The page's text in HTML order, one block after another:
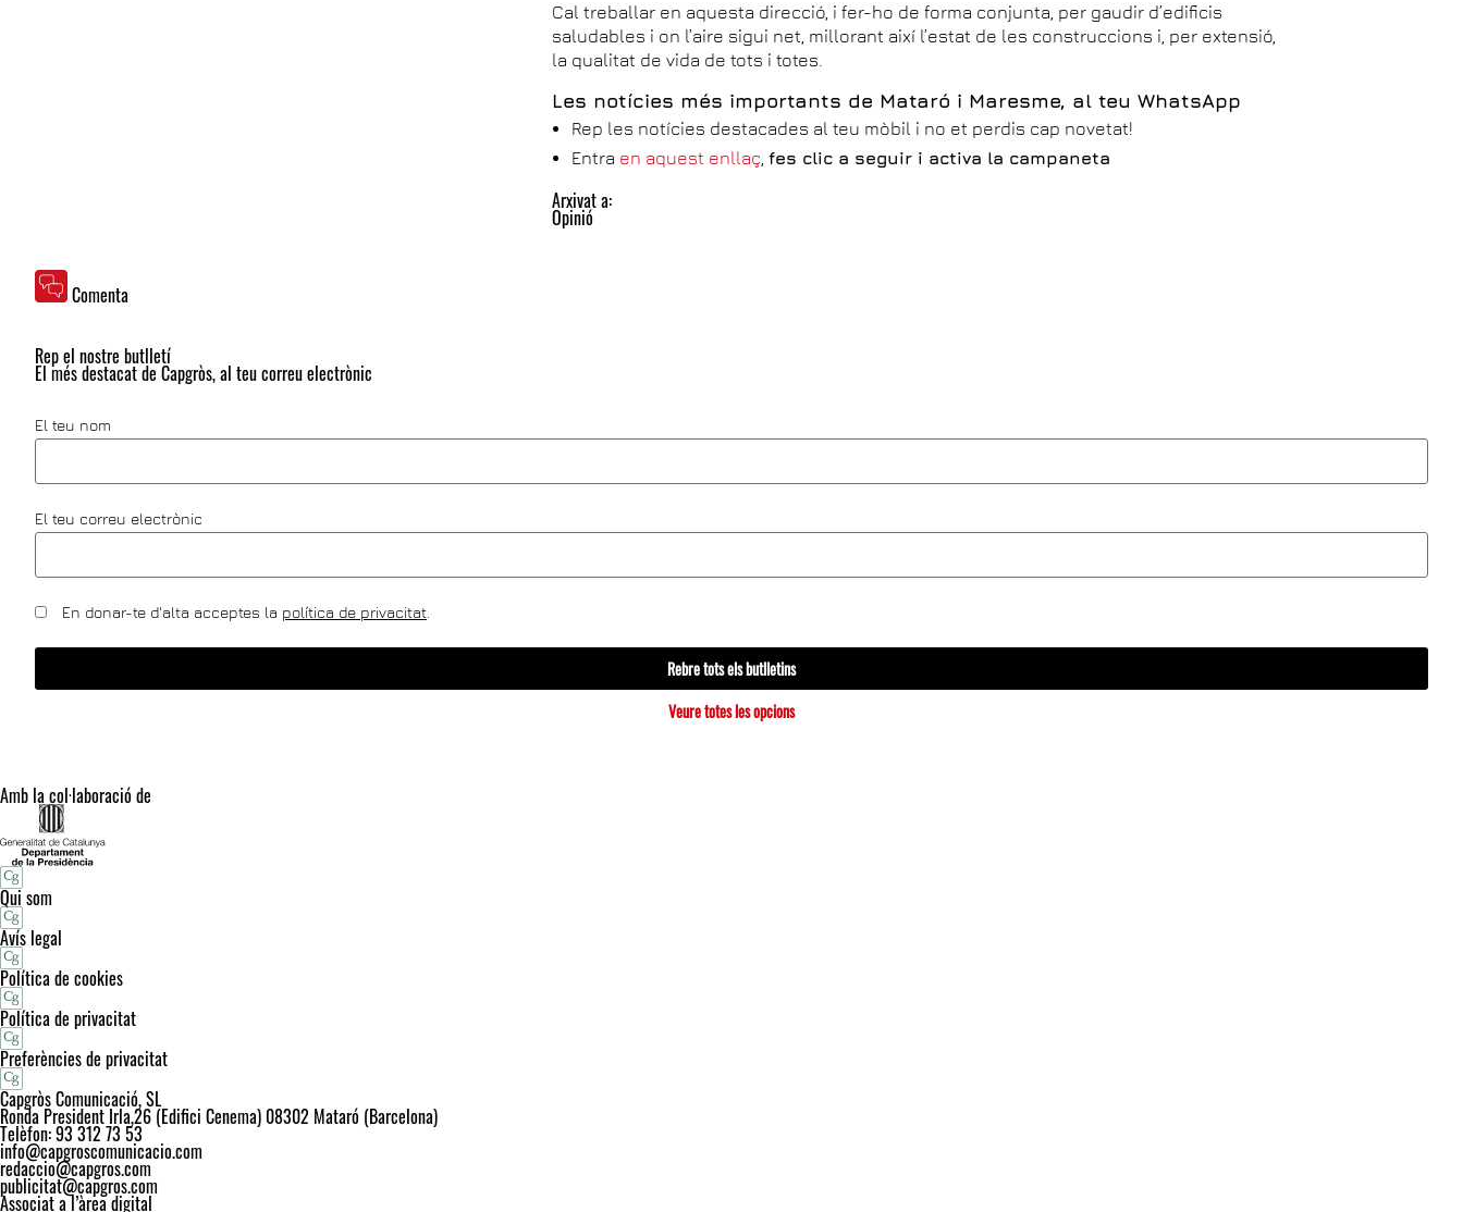
Cal treballar en aquesta direcció, i fer-ho de forma conjunta, per gaudir d’edificis
saludables i on l’aire sigui net, millorant així l’estat de les construccions i, per extensió,
la qualitat de vida de tots i totes.
Les notícies més importants de Mataró i Maresme, al teu WhatsApp
Rep les notícies destacades al teu mòbil i no et perdis cap novetat!
Entra en aquest enllaç ,fes clic a seguir i activa la campaneta
Arxivat a:
Opinió
Comenta
Rep el nostre butlletí
El més destacat de Capgròs, al teu correu electrònic
El teu nom
El teu correu electrònic
En donar-te d'alta acceptes la política de privacitat
Rebre tots els butlletins
Veure totes les opcions
Amb la col·laboració de
Qui som
Avís legal
Política de cookies
Política de privacitat
Preferències de privacitat
Capgròs Comunicació, SL
Ronda President Irla,26 (Edifici Cenema) 08302 Mataró (Barcelona)
Telèfon: 93 312 73 53
info@capgroscomunicacio.com
redaccio@capgros.com
publicitat@capgros.com
Associat a l’àrea digital